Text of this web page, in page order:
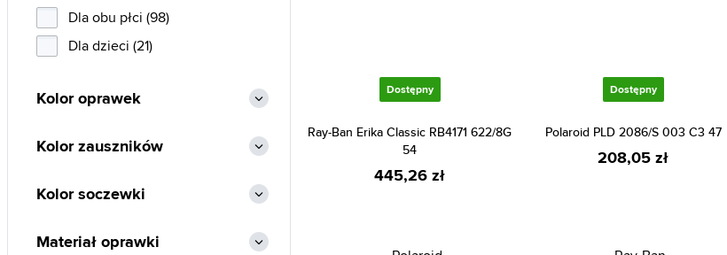
Dostępny
Ray-Ban Erika Classic RB4171 622/8G
54
445,26 zł
Dostępny
Polaroid PLD 2086/S 003 C3 47
208,05 zł
Levi's (1)
Oakley (13)
Polo Ralph Lauren (2)
Skechers (1)
Timberland (4)
Tommy Jeans (1)
Dla obu płci (98)
Dla dzieci (21)
Kolor oprawek
Kolor zauszników
Kolor soczewki
Materiał oprawki